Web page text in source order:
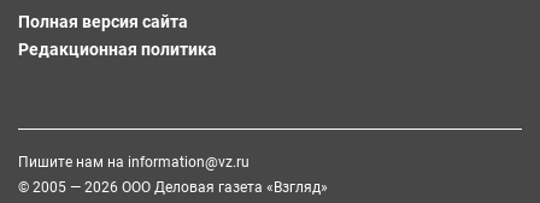
Полная версия сайта
Редакционная политика
Пишите нам на information@vz.ru
© 2005 — 2026 ООО Деловая газета «Взгляд»